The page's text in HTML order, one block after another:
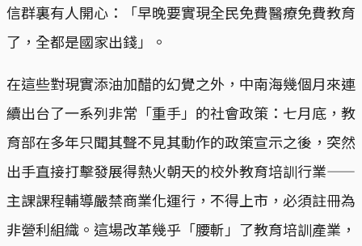
信群裏有人開心：「早晚要實現全民免費醫療免費教育
了，全都是國家出錢」。
在這些對現實添油加醋的幻覺之外，中南海幾個月來連
續出台了一系列非常「重手」的社會政策：七月底，教
育部在多年只聞其聲不見其動作的政策宣示之後，突然
出手直接打擊發展得熱火朝天的校外教育培訓行業——
主課課程輔導嚴禁商業化運行，不得上市，必須註冊為
非營利組織。這場改革幾乎「腰斬」了教育培訓產業，